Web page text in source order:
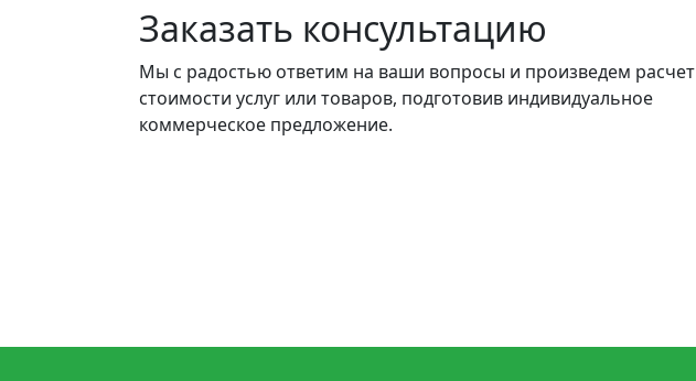
Заказать консультацию
Мы с радостью ответим на ваши вопросы и произведем расчет
стоимости услуг или товаров, подготовив индивидуальное
коммерческое предложение.